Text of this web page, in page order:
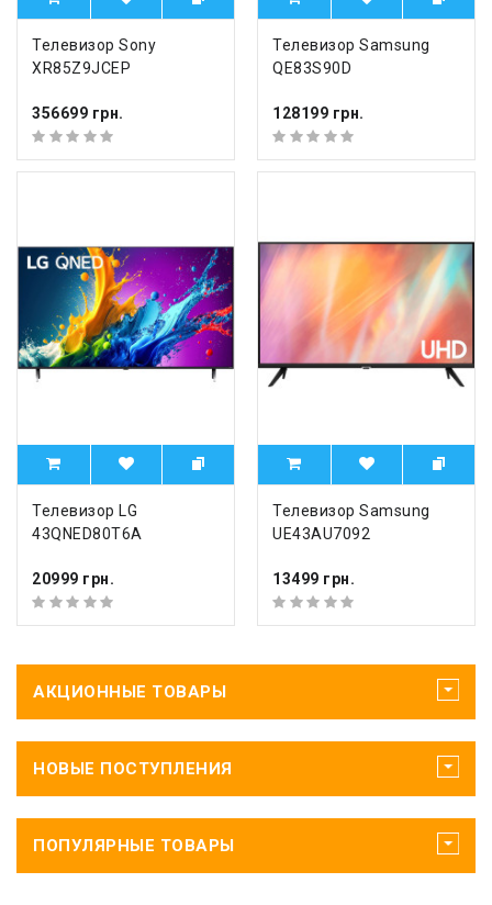
Телевизор Sony
XR85Z9JCEP
356699 грн.
Телевизор Samsung
QE83S90D
128199 грн.
Телевизор LG
43QNED80T6A
20999 грн.
Телевизор Samsung
UE43AU7092
13499 грн.
АКЦИОННЫЕ ТОВАРЫ
НОВЫЕ ПОСТУПЛЕНИЯ
ПОПУЛЯРНЫЕ ТОВАРЫ